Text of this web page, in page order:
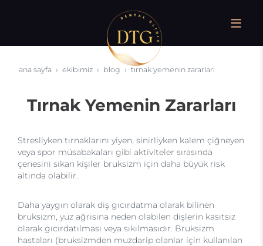
ana sayfa ekibimiz blog tırnak yemenin zararları
Tırnak Yemenin Zararları
Stresliyken tırnaklarını yiyen, sinirliyken kalem çiğneyen
veya spor müsabakaları gibi aktiviteler sırasında
çenesini sıkan kişiler bruksizm için daha büyük risk
altında olabilir.
Daha yaygın olarak diş gıcırdatma olarak bilinen
bruksizm, yüz ağrısına neden olabilen dişlerin kasıtsız
olarak gıcırdatılması veya sıkılmasıdır. Bruksizm
hastaları (bruksizmden muzdarip olanlar için kullanılan